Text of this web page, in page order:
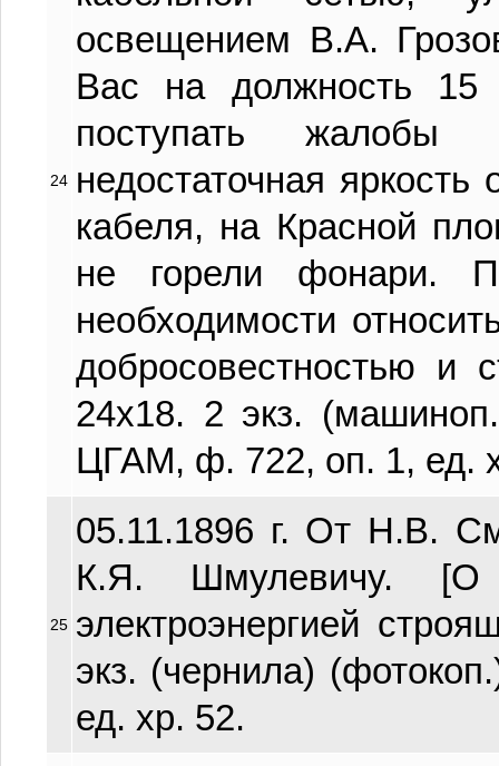
24
освещением В.А.
Вас на должность 15
поступать
недостаточная
кабеля, на Красной
не горели фонари.
необходимости
добросовестностью и
24х18. 2 экз.
ЦГАМ, ф. 722, оп. 1, ед.
25
05.11.1896 г. От Н.В.
К.Я. Шмулевичу. [О
электроэнергией
экз. (чернила)
ед. хр. 52.